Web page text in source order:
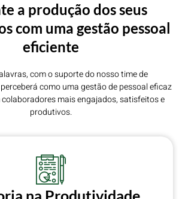
a produção dos seus
com uma gestão pessoal
eficiente
com o suporte do nosso time de
como uma gestão de pessoal eficaz
mais engajados, satisfeitos e
produtivos.
na Produtividade